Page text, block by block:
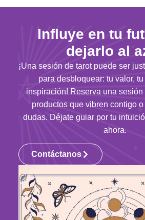
Influye en tu
dejarlo al
¡Una sesión de tarot puede ser
para desbloquear: tu valor,
inspiración! Reserva una sesión
productos que vibren contigo
dudas. Déjate guiar por tu
ahora.
Contáctanos